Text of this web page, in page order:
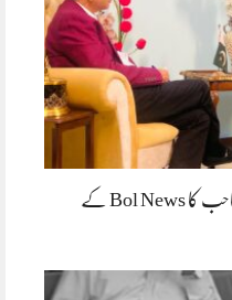
قائدِ جمعیت حضرت مولانا فضل الرحمٰن صاحب کا Bol News کے